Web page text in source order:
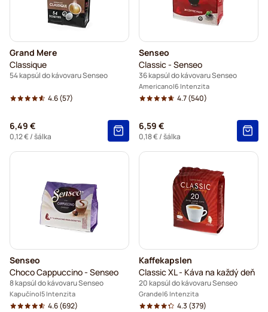
Grand Mere
Classique
54 kapsúl do kávovaru Senseo
4.6(57)
6,49 €
0,12 €/ šálka
Senseo
Classic - Senseo
36 kapsúl do kávovaru Senseo
Americano 6 Intenzita
4.7(540)
6,59 €
0,18 €/ šálka
Senseo
Choco Cappuccino - Senseo
8 kapsúl do kávovaru Senseo
Kapučíno 5 Intenzita
4.6(692)
Kaffekapslen
Classic XL - Káva na každý deň
20 kapsúl do kávovaru Senseo
Grande 6 Intenzita
4.3 (379)